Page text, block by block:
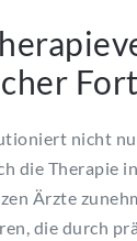
nicht
die Therapie
Ärzte
die durch